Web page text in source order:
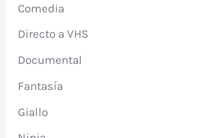
Comedia
Directo a VHS
Documental
Fantasía
Giallo